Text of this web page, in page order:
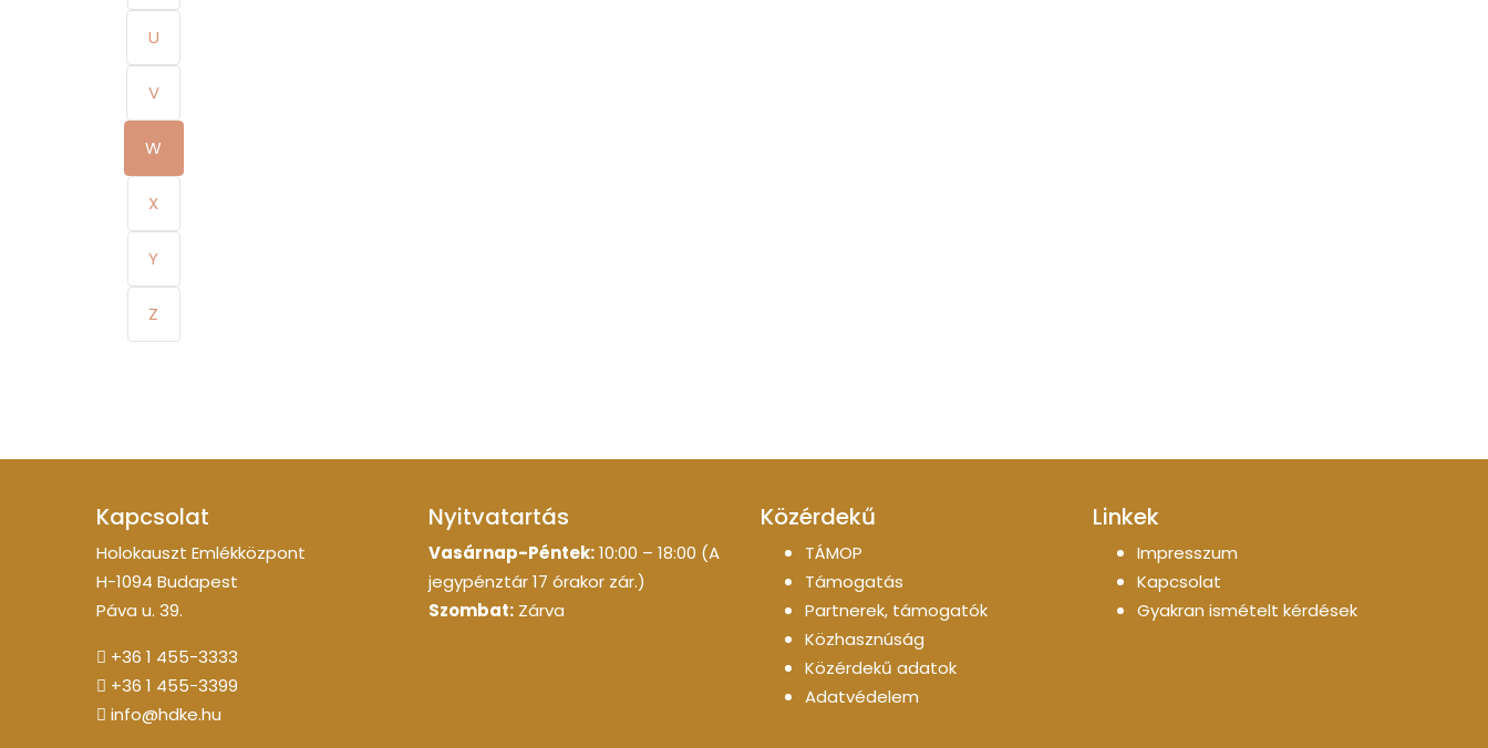
U
V
W
X
Y
Z
Kapcsolat
Holokauszt Emlékközpont
H-1094 Budapest
Páva u. 39.
+36 1 455-3333
+36 1 455-3399
info@hdke.hu
Nyitvatartás
Vasárnap-Péntek:10:00 – 18:00 (A
jegypénztár 17 órakor zár.)
Szombat: Zárva
Közérdekű
TÁMOP
Támogatás
Partnerek, támogatók
Közhasznúság
Közérdekű adatok
Adatvédelem
Linkek
Impresszum
Kapcsolat
Gyakran ismételt kérdések